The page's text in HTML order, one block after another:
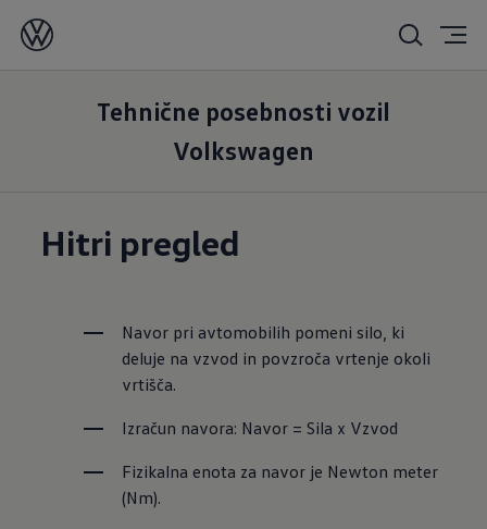
Tehnične posebnosti vozil
Volkswagen
Hitri pregled
Navor pri avtomobilih pomeni silo, ki
deluje na vzvod in povzroča vrtenje okoli
vrtišča.
Izračun navora: Navor = Sila x Vzvod
Fizikalna enota za navor je Newton meter
(Nm).